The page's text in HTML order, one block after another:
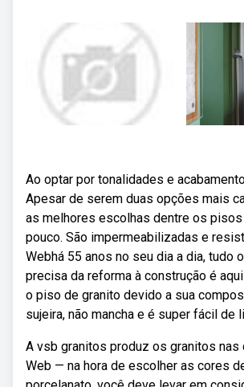
Ao optar por tonalidades e
Apesar de serem duas opções mais
as melhores escolhas dentre os pisos
pouco. São impermeabilizadas e
Webhá 55 anos no seu dia a dia, tudo
precisa da reforma à construção é
o piso de granito devido a sua
sujeira, não mancha e é super fácil de
A vsb granitos produz os granitos nas
Web — na hora de escolher as cores